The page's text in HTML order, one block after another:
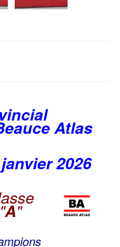
Atlas
2026
A"